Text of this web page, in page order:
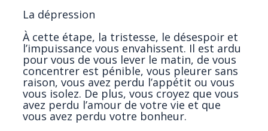
La dépression
À cette étape, la tristesse, le désespoir et
l’impuissance vous envahissent. Il est ardu
pour vous de vous lever le matin, de vous
concentrer est pénible, vous pleurer sans
raison, vous avez perdu l’appétit ou vous
vous isolez. De plus, vous croyez que vous
avez perdu l’amour de votre vie et que
vous avez perdu votre bonheur.